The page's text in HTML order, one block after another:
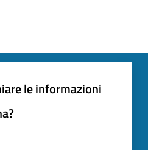
le informazioni